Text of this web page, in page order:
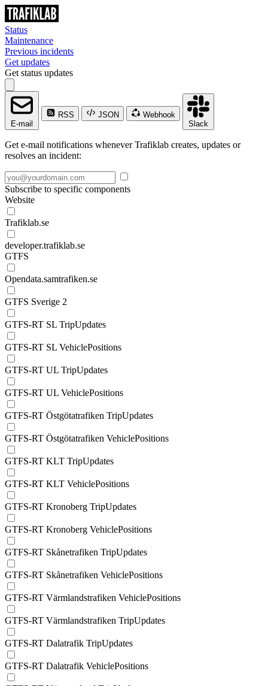
Status
Maintenance
Previous incidents
Get updates
Get status updates
E-mail
RSS JSON
Webhook
Slack
Get e-mail notifications whenever Trafiklab creates, updates or
resolves an incident:
Subscribe to specific components
Website
Trafiklab.se
developer.trafiklab.se
GTFS
Opendata.samtrafiken.se
GTFS Sverige 2
GTFS-RT SL TripUpdates
GTFS-RT SL VehiclePositions
GTFS-RT UL TripUpdates
GTFS-RT UL VehiclePositions
GTFS-RT Östgötatrafiken TripUpdates
GTFS-RT Östgötatrafiken VehiclePositions
GTFS-RT KLT TripUpdates
GTFS-RT KLT VehiclePositions
GTFS-RT Kronoberg TripUpdates
GTFS-RT Kronoberg VehiclePositions
GTFS-RT Skånetrafiken TripUpdates
GTFS-RT Skånetrafiken VehiclePositions
GTFS-RT Värmlandstrafiken VehiclePositions
GTFS-RT Värmlandstrafiken TripUpdates
GTFS-RT Dalatrafik TripUpdates
GTFS-RT Dalatrafik VehiclePositions